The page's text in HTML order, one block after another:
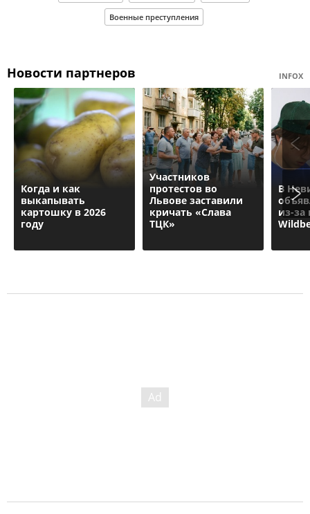
Военные преступления
Новости партнеров INFOX
Когда и как
выкапывать
картошку в 2026
году
Участников
протестов во
Львове заставили
кричать «Слава
ТЦК»
В
из-за